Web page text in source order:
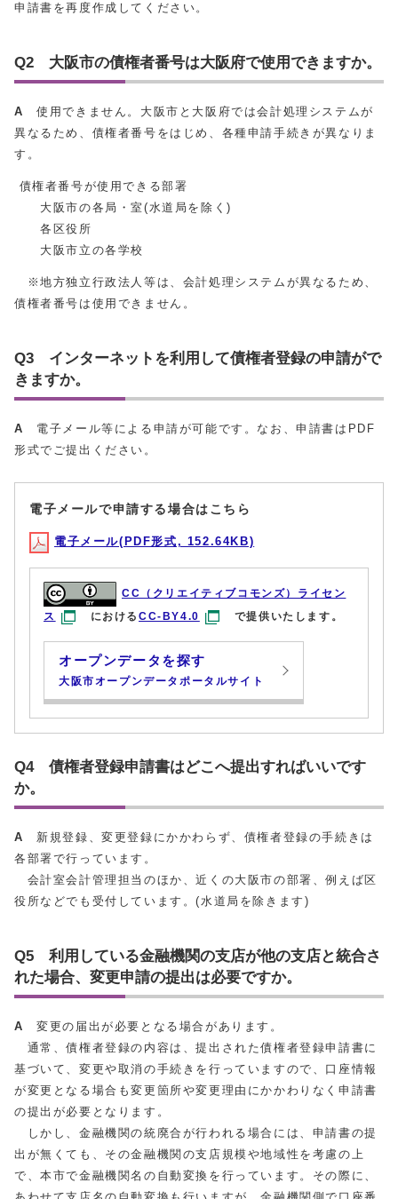
申請書を再度作成してください。
Q2 大阪市の債権者番号は大阪府で使用できますか。
A
使用できません。大阪市と大阪府では会計処理システムが
異なるため、債権者番号をはじめ、各種申請手続きが異なりま
す。
債権者番号が使用できる部署
大阪市の各局・室(水道局を除く)
各区役所
大阪市立の各学校
※地方独立行政法人等は、会計処理システムが異なるため、
債権者番号は使用できません。
Q3 インターネットを利用して債権者登録の申請がで
きますか。
A
電子メール等による申請が可能です。なお、申請書はPDF
形式でご提出ください。
電子メールで申請する場合はこちら
電子メール(PDF形式, 152.64KB)
CC（クリエイティブコモンズ）ライセン
ス
におけるCC-BY4.0 で提供いたします。
オープンデータを探す
大阪市オープンデータポータルサイト
Q4 債権者登録申請書はどこへ提出すればいいです
か。
A
新規登録、変更登録にかかわらず、債権者登録の手続きは
各部署で行っています。
会計室会計管理担当のほか、近くの大阪市の部署、例えば区
役所などでも受付しています。(水道局を除きます)
Q5 利用している金融機関の支店が他の支店と統合さ
れた場合、変更申請の提出は必要ですか。
A
変更の届出が必要となる場合があります。
通常、債権者登録の内容は、提出された債権者登録申請書に
基づいて、変更や取消の手続きを行っていますので、口座情報
が変更となる場合も変更箇所や変更理由にかかわりなく申請書
の提出が必要となります。
しかし、金融機関の統廃合が行われる場合には、申請書の提
出が無くても、その金融機関の支店規模や地域性を考慮の上
で、本市で金融機関名の自動変換を行っています。その際に、